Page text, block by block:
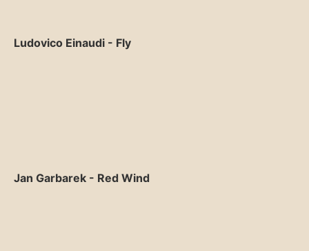
Ludovico Einaudi - Fly
Jan Garbarek - Red Wind